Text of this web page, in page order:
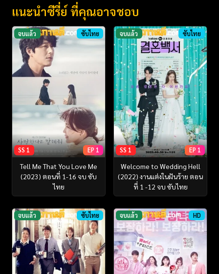
แนะนำซีรี่ย์ ที่คุณอาจชอบ
จบแล้ว ซับไทย
SS 1 EP 1
Tell Me That You Love Me
(2023) ตอนที่ 1-16 จบ ซับ
ไทย
จบแล้ว ซับไทย
SS 1 EP 1
Welcome to Wedding Hell
(2022) งานแต่งในฝันร้าย ตอน
ที่ 1 -12 จบ ซับไทย
จบแล้ว ซับไทย จบแล้ว HD